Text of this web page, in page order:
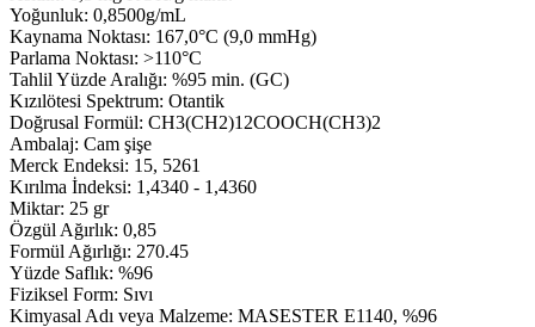
Yoğunluk: 0,8500g/mL
Kaynama Noktası: 167,0°C (9,0 mmHg)
Parlama Noktası: >110°C
Tahlil Yüzde Aralığı: %95 min. (GC)
Kızılötesi Spektrum: Otantik
Doğrusal Formül: CH3(CH2)12COOCH(CH3)2
Ambalaj: Cam şişe
Merck Endeksi: 15, 5261
Kırılma İndeksi: 1,4340 - 1,4360
Miktar: 25 gr
Özgül Ağırlık: 0,85
Formül Ağırlığı: 270.45
Yüzde Saflık: %96
Fiziksel Form: Sıvı
Kimyasal Adı veya Malzeme: MASESTER E1140, %96